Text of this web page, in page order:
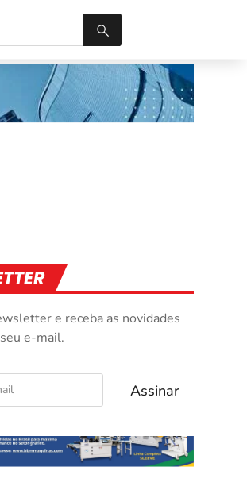
e receba as novidades
e-mail.